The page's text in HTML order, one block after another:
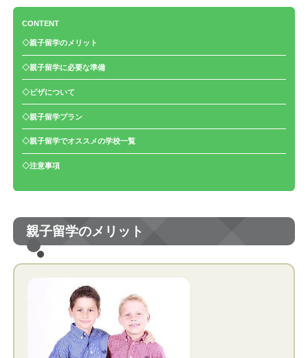
CONTENT
◇親子留学のメリット
◇親子留学に必要な準備
◇ビザについて
◇親子留学プラン
◇親子留学でオススメの学校一覧
◇注意事項
親子留学のメリット